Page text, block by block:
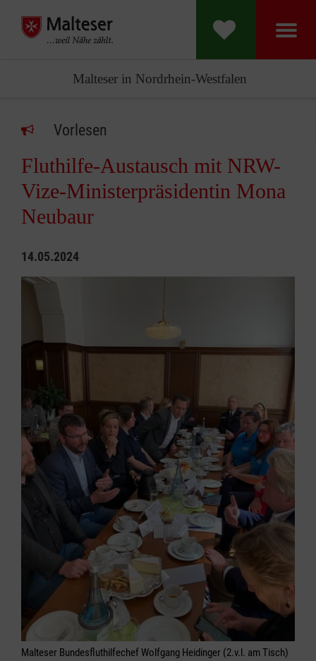
Malteser in Nordrhein-Westfalen
Vorlesen
Fluthilfe-Austausch mit NRW-
Vize-Ministerpräsidentin Mona
Neubaur
14.05.2024
Malteser Bundesfluthilfechef Wolfgang Heidinger (2.v.l. am Tisch)